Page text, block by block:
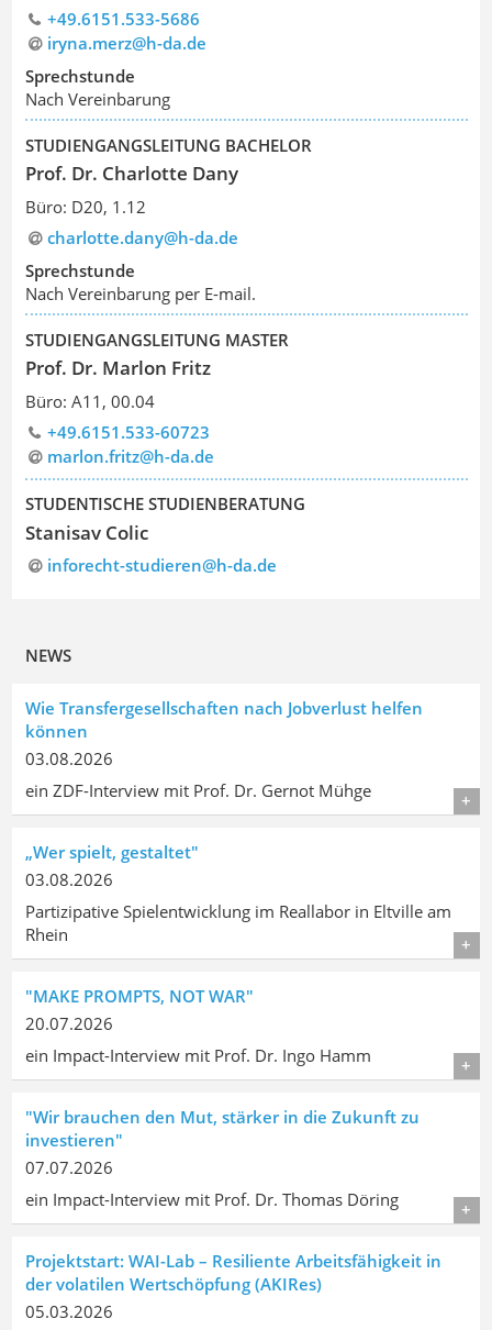
NEWS
Wie Transfergesellschaften nach Jobverlust helfen
können
03.08.2026
ein ZDF-Interview mit Prof. Dr. Gernot Mühge
Details
„Wer spielt, gestaltet"
03.08.2026
Partizipative Spielentwicklung im Reallabor in Eltville am
Rhein
Details
"MAKE PROMPTS, NOT WAR"
20.07.2026
ein Impact-Interview mit Prof. Dr. Ingo Hamm
Details
"Wir brauchen den Mut, stärker in die Zukunft zu
investieren"
07.07.2026
ein Impact-Interview mit Prof. Dr. Thomas Döring
Details
Projektstart: WAI-Lab – Resiliente Arbeitsfähigkeit in
der volatilen Wertschöpfung (AKIRes)
05.03.2026
+49.6151.533-5686
iryna.merz@h-da.de
Sprechstunde
Nach Vereinbarung
STUDIENGANGSLEITUNG BACHELOR
Prof. Dr. Charlotte Dany
Büro: D20, 1.12
charlotte.dany@h-da.de
Sprechstunde
Nach Vereinbarung per E-mail.
STUDIENGANGSLEITUNG MASTER
Prof. Dr. Marlon Fritz
Büro: A11, 00.04
+49.6151.533-60723
marlon.fritz@h-da.de
STUDENTISCHE STUDIENBERATUNG
Stanisav Colic
inforecht-studieren@h-da.de